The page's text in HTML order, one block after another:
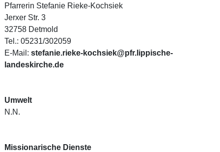
Pfarrerin Stefanie Rieke-Kochsiek
Jerxer Str. 3
32758 Detmold
Tel.: 05231/302059
E-Mail: stefanie.rieke-kochsiek@pfr.lippische-
landeskirche.de
Umwelt
N.N.
Missionarische Dienste